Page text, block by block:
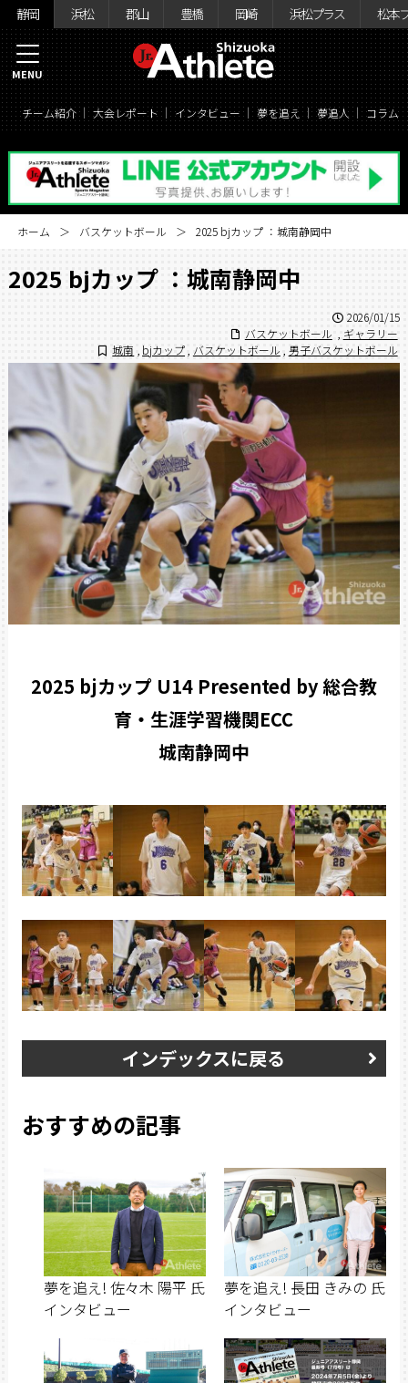
静岡 浜松 郡山 豊橋 岡崎 浜松プラス 松本
チーム紹介 大会レポート インタビュー 夢を追え 夢追人 コラム
MENU
ホーム バスケットボール 2025 bjカップ ：城南静岡中
2025 bjカップ ：城南静岡中
2026/01/15
バスケットボール
ギャラリー
城南
bjカップ バスケットボール 男子バスケットボール
2025 bjカップ U14 Presented by 総合教
育・生涯学習機関ECC
城南静岡中
インデックスに戻る
おすすめの記事
夢を追え! 佐々木 陽平 氏
インタビュー
夢を追え! 長田 きみの 氏
インタビュー